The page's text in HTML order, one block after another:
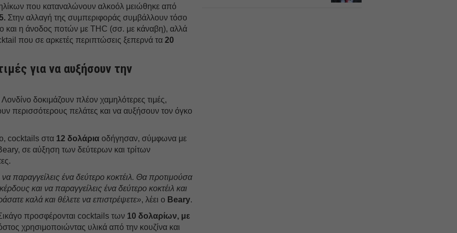
που καταναλώνουν αλκοόλ μειώθηκε από
Στην αλλαγή της συμπεριφοράς συμβάλλουν τόσο
και η άνοδος ποτών με THC (σσ. με κάναβη), αλλά
που σε αρκετές περιπτώσεις ξεπερνά τα 20
για να αυξήσουν την
δοκιμάζουν πλέον χαμηλότερες τιμές,
περισσότερους πελάτες και να αυξήσουν τον όγκο
cocktails στα 12 δολάρια οδήγησαν, σύμφωνα με
σε αύξηση των δεύτερων και τρίτων
παραγγείλεις ένα δεύτερο κοκτέιλ. Θα προτιμούσα
και να παραγγείλεις ένα δεύτερο κοκτέιλ και
καλά και θέλετε να επιστρέψετε», λέει ο Beary.
προσφέρονται cocktails των 10 δολαρίων, με
χρησιμοποιώντας υλικά από την κουζίνα και